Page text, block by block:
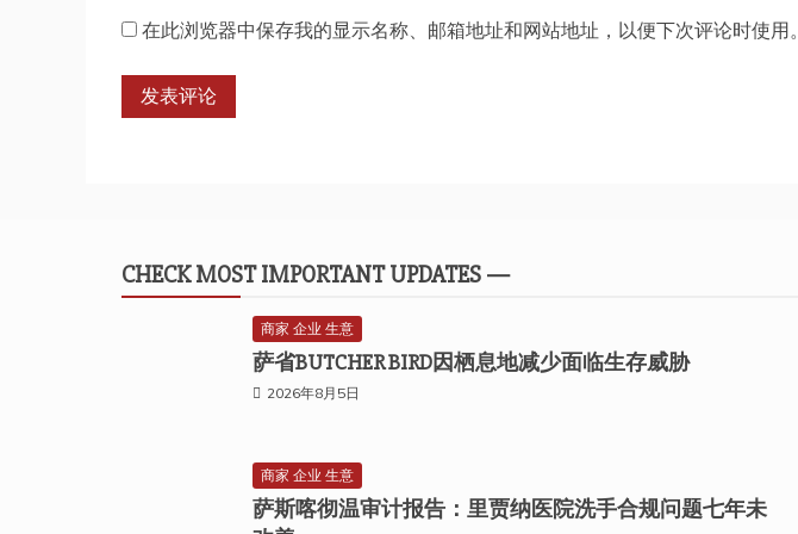
在此浏览器中保存我的显示名称、邮箱地址和网站地址，以便下次评论时使用。
CHECK MOST IMPORTANT UPDATES —
商家 企业 生意
萨省BUTCHER BIRD因栖息地减少面临生存威胁
2026年8月5日
商家 企业 生意
萨斯喀彻温审计报告：里贾纳医院洗手合规问题七年未